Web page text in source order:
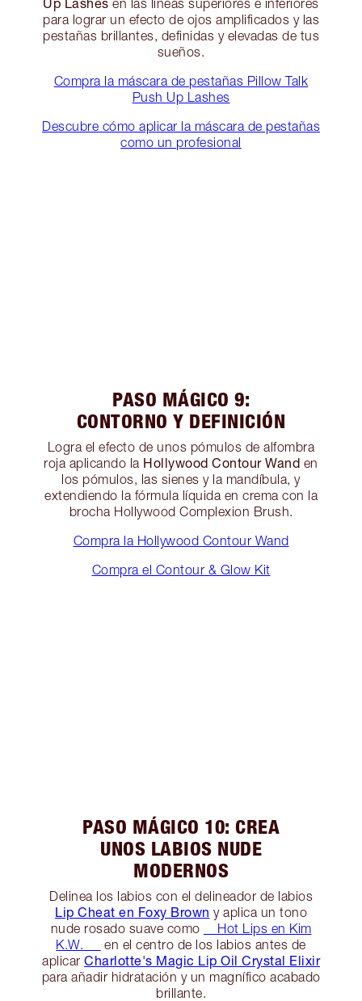
en las líneas superiores e inferiores
para lograr un efecto de ojos amplificados y las
pestañas brillantes, definidas y elevadas de tus
sueños.
Compra la máscara de pestañas Pillow Talk
Push Up Lashes
Descubre cómo aplicar la máscara de pestañas
como un profesional
PASO MÁGICO 9:
CONTORNO Y DEFINICIÓN
Logra el efecto de unos pómulos de alfombra
roja aplicando la Hollywood Contour Wand en
los pómulos, las sienes y la mandíbula, y
extendiendo la fórmula líquida en crema con la
brocha Hollywood Complexion Brush.
Compra la Hollywood Contour Wand
Compra el Contour & Glow Kit
PASO MÁGICO 10: CREA
UNOS LABIOS NUDE
MODERNOS
Delinea los labios con el delineador de labios
Lip Cheat en Foxy Brown y aplica un tono
nude rosado suave como
__Hot Lips en Kim
K.W. __
en el centro de los labios antes de
aplicar Charlotte's Magic Lip Oil Crystal Elixir
para añadir hidratación y un magnífico acabado
brillante.